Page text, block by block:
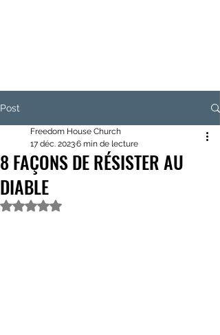
Post
8 FAÇONS DE RÉSISTER AU
DIABLE
Freedom House Church
17 déc. 20236 min de lecture
Noté NaN étoiles sur 5.